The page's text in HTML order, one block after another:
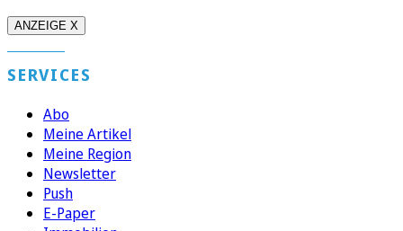
ANZEIGE X
SERVICES
Abo
Meine Artikel
Meine Region
Newsletter
Push
E-Paper